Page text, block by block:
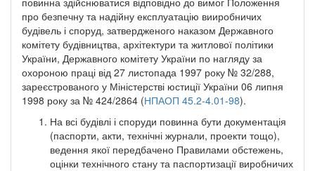
про безпечну та надійну експлуатацію вииробничих
будівель і споруд, затвердженого наказом Державного
комітету будівництва, архітектури та житлової політики
України, Державного комітету України по нагляду за
охороною праці від 27 листопада 1997 року № 32/288,
зареєстрованого у Міністерстві юстиції України 06 липня
1998 року за № 424/2864 (НПАОП 45.2-4.01-98).
На всі будівлі і споруди повинна бути документація
(паспорти, акти, технічні журнали, проекти тощо),
ведення якої передбачено Правилами обстежень,
оцінки технічного стану та паспортизації виробничих